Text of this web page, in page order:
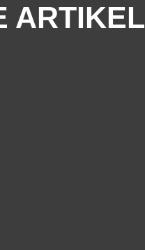
ARTIKEL